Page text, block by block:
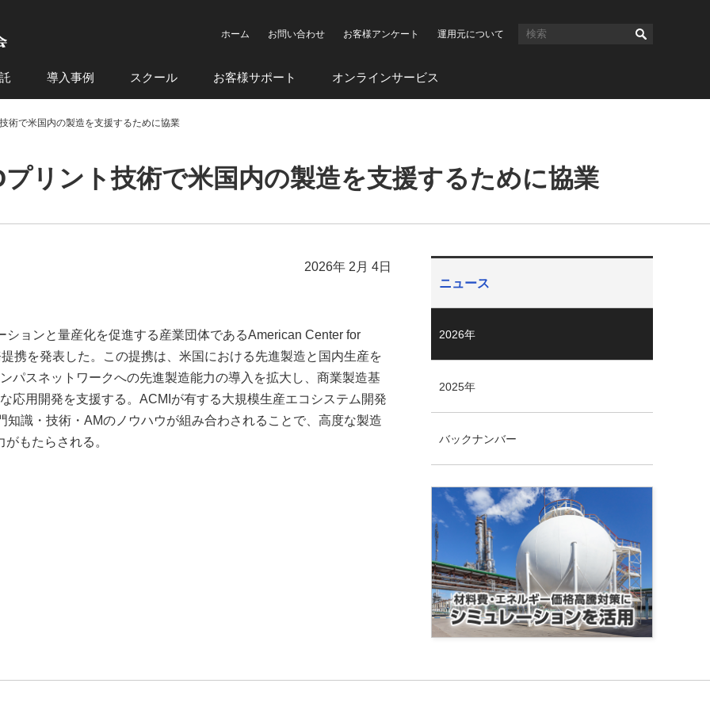
ホーム お問い合わせ お客様アンケート 運用元について
導入事例 スクール お客様サポート オンラインサービス
術で米国内の製造を支援するために協業
リント技術で米国内の製造を支援するために協業
2026年 2月 4日
ョンと量産化を促進する産業団体であるAmerican Center for
携を発表した。この提携は、米国における先進製造と国内生産を
パスネットワークへの先進製造能力の導入を拡大し、商業製造基
応用開発を支援する。ACMIが有する大規模生産エコシステム開発
識・技術・AMのノウハウが組み合わされることで、高度な製造
もたらされる。
ニュース
2026年
2025年
バックナンバー